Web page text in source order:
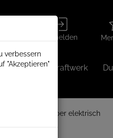
Anmelden
Anmelden
Balkonkraftwerk
Badheizkörper elektrisch
verbessern
"Akzeptieren"